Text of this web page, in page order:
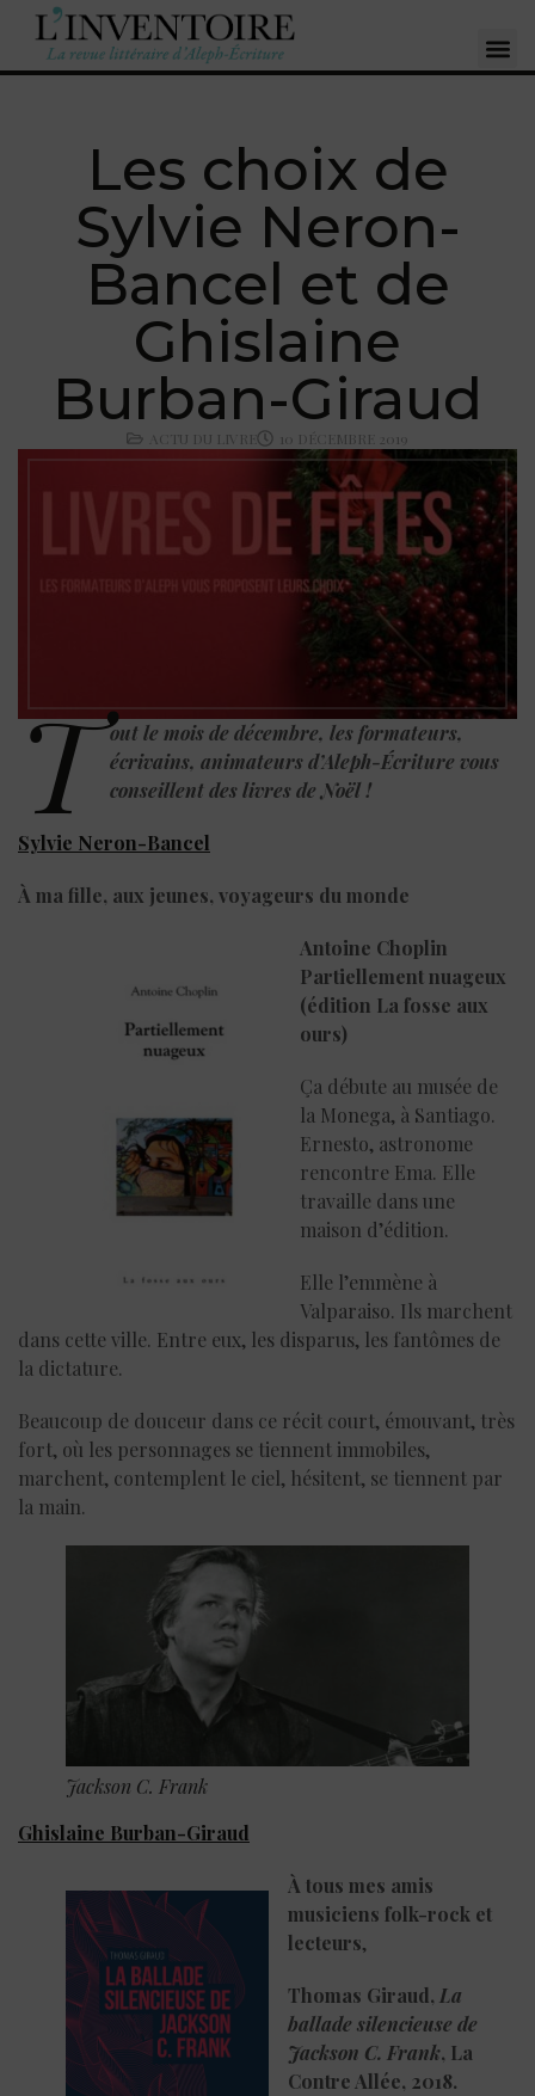
Les choix de
Sylvie Neron-
Bancel et de
Ghislaine
Burban-Giraud
ACTU DU LIVRE 10 DÉCEMBRE 2019
T out le mois de décembre, les formateurs,
écrivains, animateurs d’Aleph-Écriture vous
conseillent des livres de Noël !
Sylvie Neron-Bancel
À ma fille, aux jeunes, voyageurs du monde
Antoine Choplin
Partiellement nuageux
(édition La fosse aux
ours)
Ça débute au musée de
la Monega, à Santiago.
Ernesto, astronome
rencontre Ema. Elle
travaille dans une
maison d’édition.
Elle l’emmène à
Valparaiso. Ils marchent
dans cette ville. Entre eux, les disparus, les fantômes de
la dictature.
Beaucoup de douceur dans ce récit court, émouvant, très
fort, où les personnages se tiennent immobiles,
marchent, contemplent le ciel, hésitent, se tiennent par
la main.
Jackson C. Frank
Ghislaine Burban-Giraud
À tous mes amis
musiciens folk-rock et
lecteurs,
Thomas Giraud, La
ballade silencieuse de
Jackson C. Frank, La
Contre Allée, 2018.